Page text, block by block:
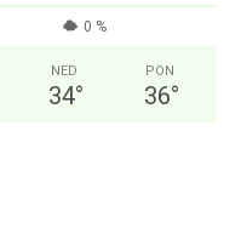
0 %
NED
34°
PON
36°